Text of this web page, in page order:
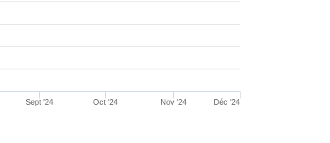
Sept '24 Oct '24 Nov '24 Déc '24